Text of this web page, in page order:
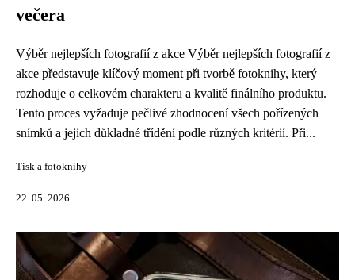
večera
Výběr nejlepších fotografií z akce Výběr nejlepších fotografií z
akce představuje klíčový moment při tvorbě fotoknihy, který
rozhoduje o celkovém charakteru a kvalitě finálního produktu.
Tento proces vyžaduje pečlivé zhodnocení všech pořízených
snímků a jejich důkladné třídění podle různých kritérií. Při...
Tisk a fotoknihy
22. 05. 2026